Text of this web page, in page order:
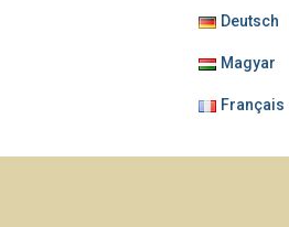
Deutsch
Magyar
Français